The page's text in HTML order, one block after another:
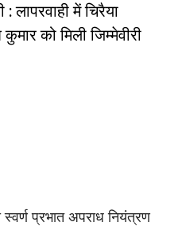
: लापरवाही में चिरैया
को मिली जिम्मेवीरी
स्वर्ण प्रभात अपराध नियंत्रण